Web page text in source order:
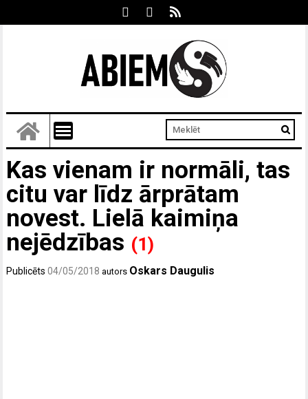
Kas vienam ir normāli, tas
citu var līdz ārprātam
novest. Lielā kaimiņa
nejēdzības (1)
Publicēts04/05/2018 autors Oskars Daugulis